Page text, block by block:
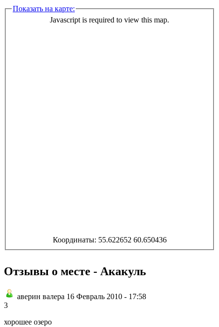
Показать на карте:
Javascript is required to view this map.
Координаты: 55.622652 60.650436
Отзывы о месте - Акакуль
аверин валера 16 Февраль 2010 - 17:58
3
хорошее озеро